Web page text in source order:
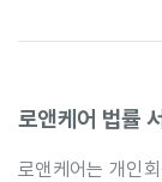
로앤케어 법률
로앤케어는 개인